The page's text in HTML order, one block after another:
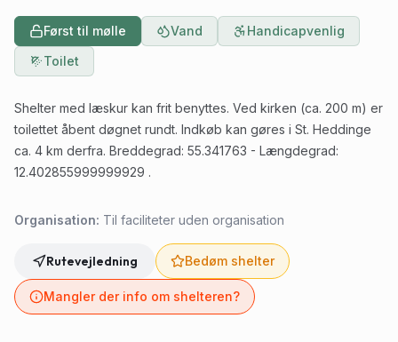
Først til mølle Vand
Handicapvenlig
Toilet
Shelter med læskur kan frit benyttes. Ved kirken (ca. 200 m) er
toilettet åbent døgnet rundt. Indkøb kan gøres i St. Heddinge
ca. 4 km derfra. Breddegrad: 55.341763 - Længdegrad:
12.402855999999929 .
Organisation: Til faciliteter uden organisation
Rutevejledning Bedøm shelter
Mangler der info om shelteren?